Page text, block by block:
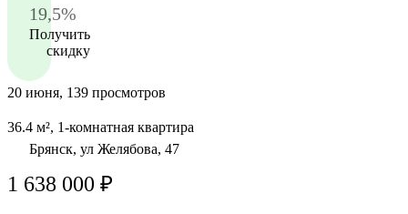
19,5%
Получить
скидку
20 июня, 139 просмотров
36.4 м², 1-комнатная квартира
Брянск, ул Желябова, 47
1 638 000 ₽